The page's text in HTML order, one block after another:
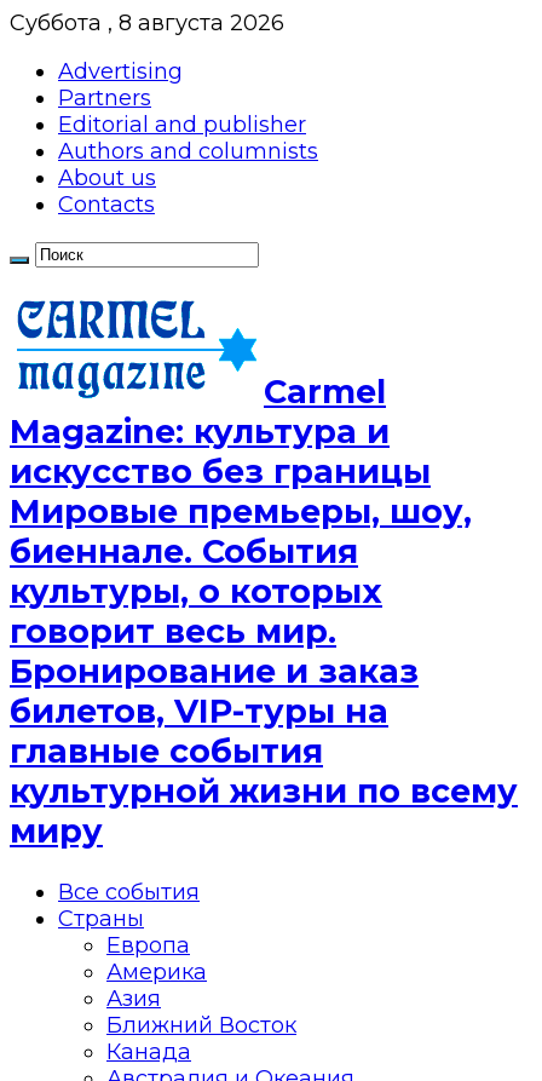
Суббота , 8 августа 2026
Advertising
Partners
Editorial and publisher
Authors and columnists
About us
Contacts
Сarmel
Magazine: культура и
искусство без границы
Мировые премьеры, шоу,
биеннале. События
культуры, о которых
говорит весь мир.
Бронирование и заказ
билетов, VIP-туры на
главные события
культурной жизни по всему
миру
Все события
Страны
Европа
Америка
Азия
Ближний Восток
Канада